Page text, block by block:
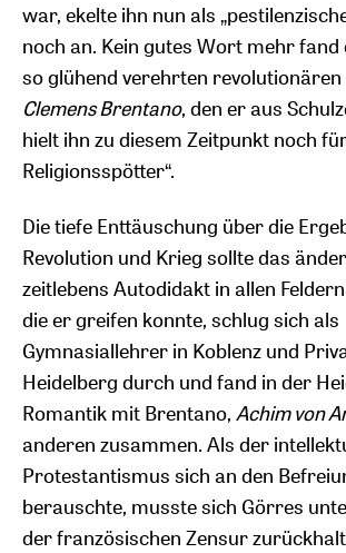
war, ekelte ihn nun als
noch an. Kein gutes Wort mehr
so glühend verehrten
Clemens Brentano, den er aus
hielt ihn zu diesem Zeitpunkt noch
Religionsspötter“.
Die tiefe Enttäuschung über die
Revolution und Krieg sollte das
zeitlebens Autodidakt in allen
die er greifen konnte, schlug sich als
Gymnasiallehrer in Koblenz und
Heidelberg durch und fand in der
Romantik mit Brentano, Achim von
anderen zusammen. Als der
Protestantismus sich an den
berauschte, musste sich Görres
der französischen Zensur